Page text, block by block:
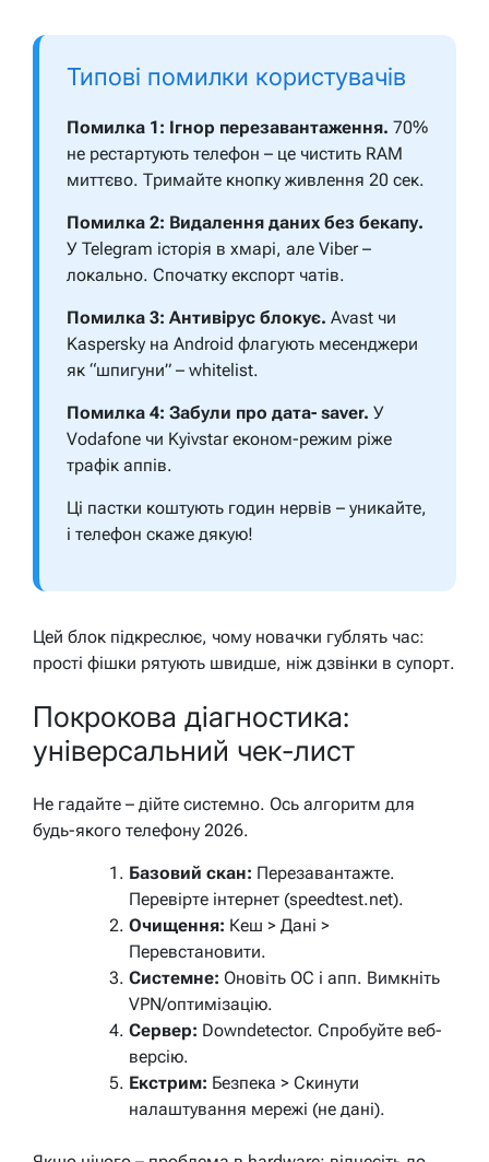
Типові помилки користувачів
Помилка 1: Ігнор перезавантаження. 70%
не рестартують телефон – це чистить RAM
миттєво. Тримайте кнопку живлення 20 сек.
Помилка 2: Видалення даних без бекапу.
У Telegram історія в хмарі, але Viber –
локально. Спочатку експорт чатів.
Помилка 3: Антивірус блокує. Avast чи
Kaspersky на Android флагують месенджери
як “шпигуни” – whitelist.
Помилка 4: Забули про дата- saver. У
Vodafone чи Kyivstar економ-режим ріже
трафік аппів.
Ці пастки коштують годин нервів – уникайте,
і телефон скаже дякую!
Цей блок підкреслює, чому новачки гублять час:
прості фішки рятують швидше, ніж дзвінки в супорт.
Покрокова діагностика:
універсальний чек-лист
Не гадайте – дійте системно. Ось алгоритм для
будь-якого телефону 2026.
Базовий скан: Перезавантажте.
Перевірте інтернет (speedtest.net).
Очищення: Кеш > Дані >
Перевстановити.
Системне: Оновіть ОС і апп. Вимкніть
VPN/оптимізацію.
Сервер: Downdetector. Спробуйте веб-
версію.
Екстрим: Безпека > Скинути
налаштування мережі (не дані).